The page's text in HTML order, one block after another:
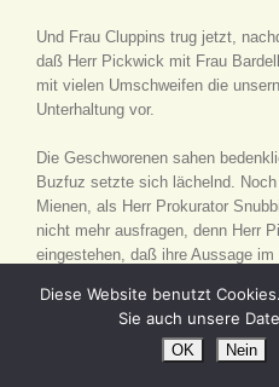
Und Frau Cluppins trug jetzt,
daß Herr Pickwick mit Frau
mit vielen Umschweifen die
Unterhaltung vor.
Die Geschworenen sahen
Buzfuz setzte sich lächelnd.
Mienen, als Herr Prokurator
nicht mehr ausfragen, denn Herr
eingestehen, daß ihre Aussage
Da nun Frau Cluppins einmal
dies für eine günstige
ihrer eigenen häuslichen
Diese Website benutzt
Sie auch unsere
OK Nein